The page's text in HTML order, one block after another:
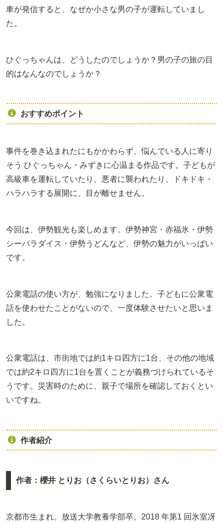
車が発信すると、なぜか小さな男の子が運転していまし
た。
ひぐっちゃんは、どうしたのでしょうか？男の子の旅の目
的はなんなのでしょうか？
おすすめポイント
事件を巻き込まれたにもかかわらず、悩んでいる人に寄り
そう ひぐっちゃん・みずきに心温まる作品です。子どもが
高級車を運転していたり、悪者に襲われたり、ドキドキ・
ハラハラする展開に、目が離せません。
今回は、伊勢観光も楽しめます。伊勢神宮・赤福氷・伊勢
シーパラダイス・伊勢うどんなど、伊勢の魅力がいっぱい
です。
公衆電話の使い方が、勉強になりました。子どもに公衆電
話を使わせたことがないので、一度体験させたいと思いま
した。
公衆電話は、市街地では約1キロ四方に1台、その他の地域
では約2キロ四方に1台を置くことが義務づけられているそ
うです。災害時のために、親子で場所を確認しておくとい
いですね。
作者紹介
作者：櫻井 とりお（さくらいとりお）さん
京都市生まれ。放送大学教養学部卒。2018 年第1 回氷室冴